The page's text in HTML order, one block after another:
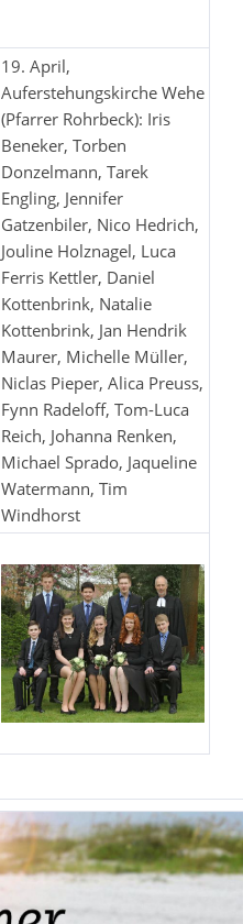
19. April,
Auferstehungskirche Wehe
(Pfarrer Rohrbeck): Iris
Beneker, Torben
Donzelmann, Tarek
Engling, Jennifer
Gatzenbiler, Nico Hedrich,
Jouline Holznagel, Luca
Ferris Kettler, Daniel
Kottenbrink, Natalie
Kottenbrink, Jan Hendrik
Maurer, Michelle Müller,
Niclas Pieper, Alica Preuss,
Fynn Radeloff, Tom-Luca
Reich, Johanna Renken,
Michael Sprado, Jaqueline
Watermann, Tim
Windhorst